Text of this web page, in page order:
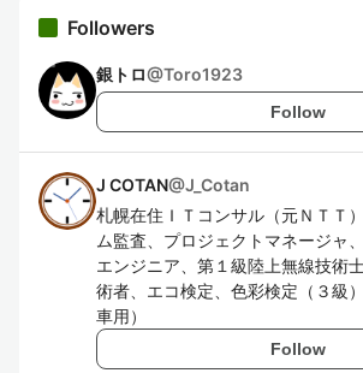
Followers
銀トロ@Toro1923
Follow
J COTAN@J_Cotan
札幌在住ＩＴコンサル（元ＮＴＴ
ム監査、プロジェクトマネージャ
エンジニア、第１級陸上無線技術
術者、エコ検定、色彩検定（３級
車用）
Follow